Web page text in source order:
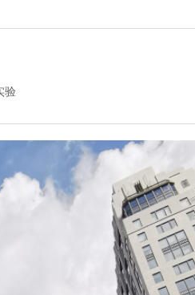
验